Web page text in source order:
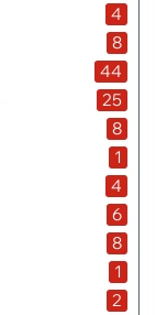
4
8
44
25
8
1
4
6
8
1
2